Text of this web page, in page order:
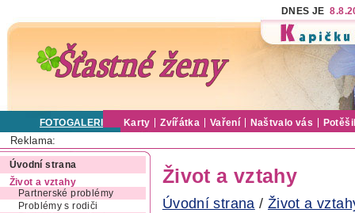
DNES JE
FOTOGALERIE Karty Zvířátka Vaření Naštvalo vás
Reklama:
Úvodní strana
Život a vztahy
Partnerské problémy
Problémy s rodiči
Život a vztahy
Úvodní strana / Život a